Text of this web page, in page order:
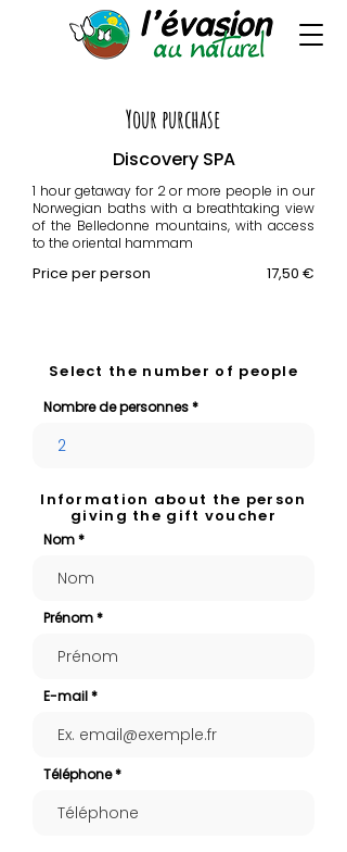
Your purchase
Discovery SPA
1 hour getaway for 2 or more people in our
Norwegian baths with a breathtaking view
of the Belledonne mountains, with access
to the oriental hammam
Price per person 17,50 €
Select the number of people
Nombre de personnes
Information about the person
giving the gift voucher
Nom
Prénom
E-mail
Téléphone